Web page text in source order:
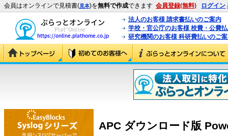
会員はオンラインで見積書(見本)を無料で作成できます 会員登録(無料) ログイン
法人のお客様 請求書払いのご案内
学校・官公庁のお客様 校費・公費
研究機関のお客様 科研費払いのご
APC ダウンロード版